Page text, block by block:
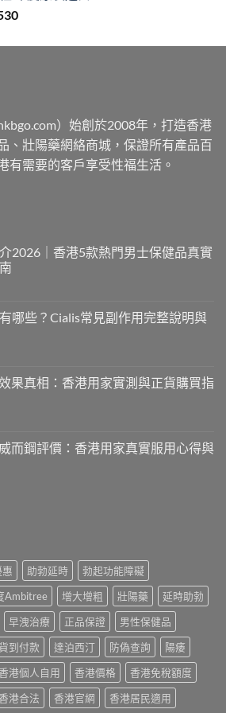
$2229
Price
$529
）始創於2008年，打造香港
、壯陽藥網絡商城，保證所有產品百
有需要的客戶享受性福生活。
2026｜香港5款熱門男士保健品真實
哪些？Cialis常見副作用完整說明與
果真相：香港用家實測與正貨購買指
而鋼評價：香港用家真實服用心得與
助勃延時
勃起功能障礙
Ambitree 增大增粗 壯陽藥
延時助勃
早洩治療 正品保證
男性保健品
貨到付款 達泊西汀 防偽查詢
陽痿
港個人自用 香港價格
香港免稅額度
港合法 香港官網 香港居民適用